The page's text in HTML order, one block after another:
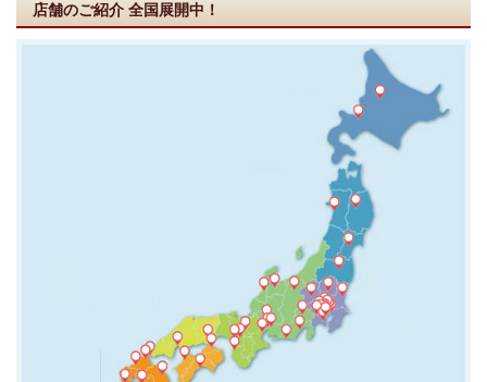
店舗のご紹介 全国展開中！